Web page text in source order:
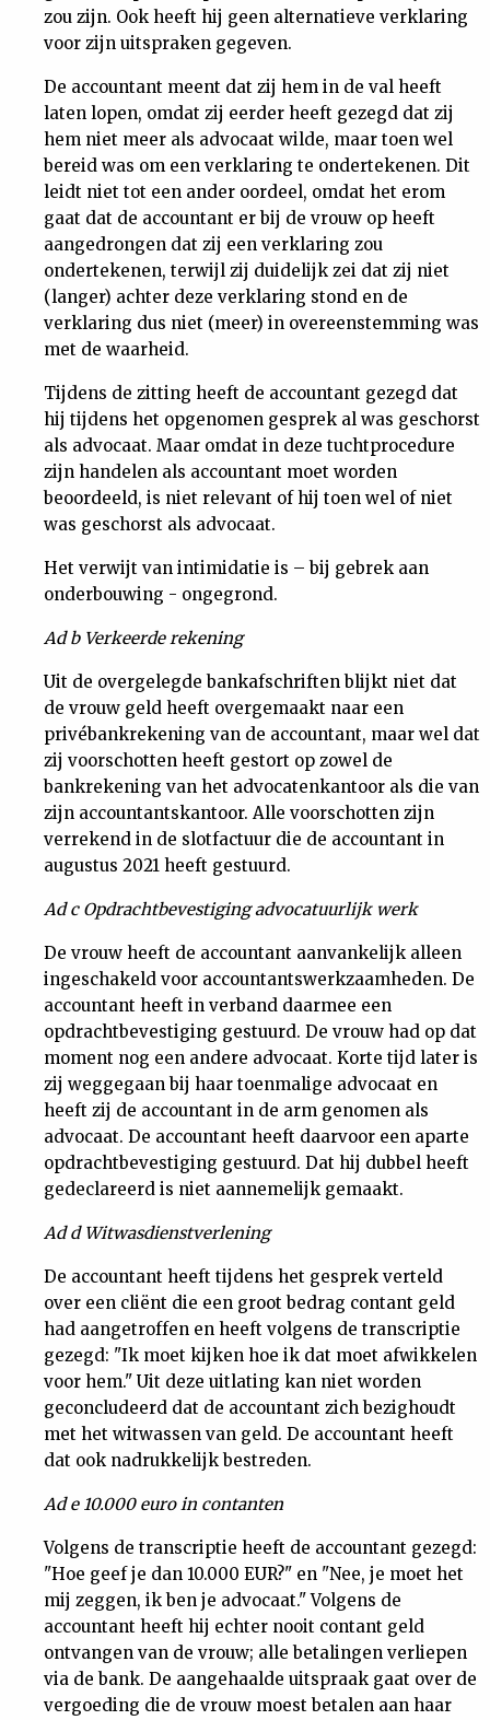
zou zijn. Ook heeft hij geen alternatieve verklaring
voor zijn uitspraken gegeven.
De accountant meent dat zij hem in de val heeft
laten lopen, omdat zij eerder heeft gezegd dat zij
hem niet meer als advocaat wilde, maar toen wel
bereid was om een verklaring te ondertekenen. Dit
leidt niet tot een ander oordeel, omdat het erom
gaat dat de accountant er bij de vrouw op heeft
aangedrongen dat zij een verklaring zou
ondertekenen, terwijl zij duidelijk zei dat zij niet
(langer) achter deze verklaring stond en de
verklaring dus niet (meer) in overeenstemming was
met de waarheid.
Tijdens de zitting heeft de accountant gezegd dat
hij tijdens het opgenomen gesprek al was geschorst
als advocaat. Maar omdat in deze tuchtprocedure
zijn handelen als accountant moet worden
beoordeeld, is niet relevant of hij toen wel of niet
was geschorst als advocaat.
Het verwijt van intimidatie is – bij gebrek aan
onderbouwing - ongegrond.
Ad b Verkeerde rekening
Uit de overgelegde bankafschriften blijkt niet dat
de vrouw geld heeft overgemaakt naar een
privébankrekening van de accountant, maar wel dat
zij voorschotten heeft gestort op zowel de
bankrekening van het advocatenkantoor als die van
zijn accountantskantoor. Alle voorschotten zijn
verrekend in de slotfactuur die de accountant in
augustus 2021 heeft gestuurd.
Ad c Opdrachtbevestiging advocatuurlijk werk
De vrouw heeft de accountant aanvankelijk alleen
ingeschakeld voor accountantswerkzaamheden. De
accountant heeft in verband daarmee een
opdrachtbevestiging gestuurd. De vrouw had op dat
moment nog een andere advocaat. Korte tijd later is
zij weggegaan bij haar toenmalige advocaat en
heeft zij de accountant in de arm genomen als
advocaat. De accountant heeft daarvoor een aparte
opdrachtbevestiging gestuurd. Dat hij dubbel heeft
gedeclareerd is niet aannemelijk gemaakt.
Ad d Witwasdienstverlening
De accountant heeft tijdens het gesprek verteld
over een cliënt die een groot bedrag contant geld
had aangetroffen en heeft volgens de transcriptie
gezegd: "Ik moet kijken hoe ik dat moet afwikkelen
voor hem." Uit deze uitlating kan niet worden
geconcludeerd dat de accountant zich bezighoudt
met het witwassen van geld. De accountant heeft
dat ook nadrukkelijk bestreden.
Ad e 10.000 euro in contanten
Volgens de transcriptie heeft de accountant gezegd:
"Hoe geef je dan 10.000 EUR?" en "Nee, je moet het
mij zeggen, ik ben je advocaat." Volgens de
accountant heeft hij echter nooit contant geld
ontvangen van de vrouw; alle betalingen verliepen
via de bank. De aangehaalde uitspraak gaat over de
vergoeding die de vrouw moest betalen aan haar